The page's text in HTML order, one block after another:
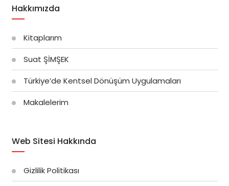
Hakkımızda
Kitaplarım
Suat ŞİMŞEK
Türkiye’de Kentsel Dönüşüm Uygulamaları
Makalelerim
Web Sitesi Hakkında
Gizlilik Politikası